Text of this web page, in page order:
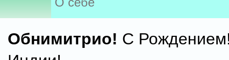
Обнимитрио! С